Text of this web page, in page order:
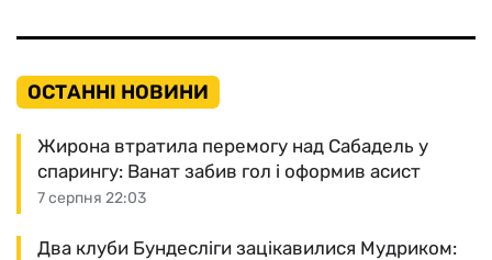
ОСТАННІ НОВИНИ
7 серпня 22:03
Жирона втратила перемогу над Сабадель у
спарингу: Ванат забив гол і оформив асист
Два клуби Бундесліги зацікавилися Мудриком: